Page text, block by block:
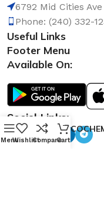
6792 Mid Cities
Phone: (240) 332-
Useful Links
Footer Menu
Available On:
Social Links:
MenuWishlistCompare
0
Cart